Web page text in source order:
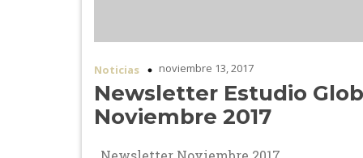
Noticias noviembre 13, 2017
Newsletter Estudio
Noviembre 2017